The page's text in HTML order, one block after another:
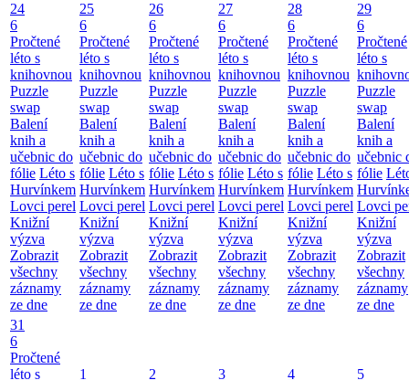
24
6
Pročtené
léto s
knihovnou
Puzzle
swap
Balení
knih a
učebnic do
fólie Léto s
Hurvínkem
Lovci perel
Knižní
výzva
Zobrazit
všechny
záznamy
ze dne
25
6
Pročtené
léto s
knihovnou
Puzzle
swap
Balení
knih a
učebnic do
fólie Léto s
Hurvínkem
Lovci perel
Knižní
výzva
Zobrazit
všechny
záznamy
ze dne
26
6
Pročtené
léto s
knihovnou
Puzzle
swap
Balení
knih a
učebnic do
fólie Léto s
Hurvínkem
Lovci perel
Knižní
výzva
Zobrazit
všechny
záznamy
ze dne
27
6
Pročtené
léto s
knihovnou
Puzzle
swap
Balení
knih a
učebnic do
fólie Léto s
Hurvínkem
Lovci perel
Knižní
výzva
Zobrazit
všechny
záznamy
ze dne
28
6
Pročtené
léto s
knihovnou
Puzzle
swap
Balení
knih a
učebnic do
fólie Léto s
Hurvínkem
Lovci perel
Knižní
výzva
Zobrazit
všechny
záznamy
ze dne
29
6
Pročtené
léto s
Puzzle
swap
Balení
knih a
učebnic
fólie
Lovci
Knižní
výzva
Zobrazit
všechny
záznamy
ze dne
31
6
Pročtené
léto s
1
2
3
4
5